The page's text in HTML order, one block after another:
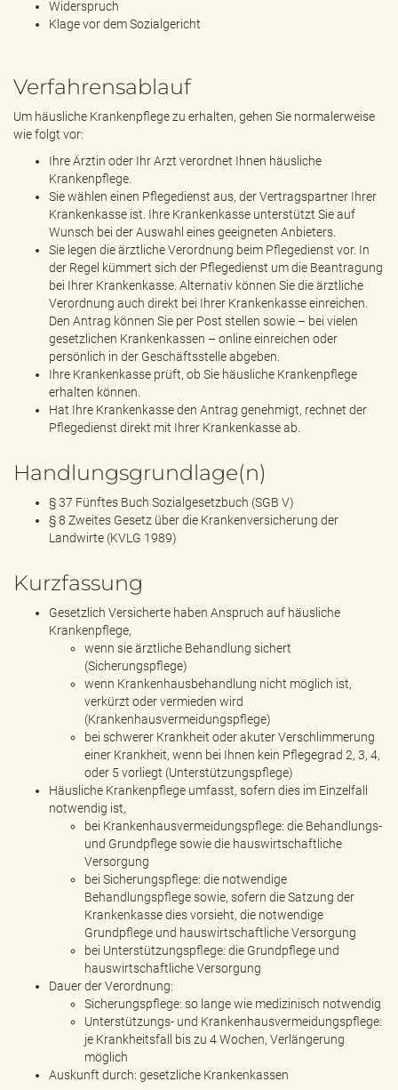
Widerspruch
Klage vor dem Sozialgericht
Verfahrensablauf
Um häusliche Krankenpflege zu erhalten, gehen Sie normalerweise
wie folgt vor:
Ihre Ärztin oder Ihr Arzt verordnet Ihnen häusliche
Krankenpflege.
Sie wählen einen Pflegedienst aus, der Vertragspartner Ihrer
Krankenkasse ist. Ihre Krankenkasse unterstützt Sie auf
Wunsch bei der Auswahl eines geeigneten Anbieters.
Sie legen die ärztliche Verordnung beim Pflegedienst vor. In
der Regel kümmert sich der Pflegedienst um die Beantragung
bei Ihrer Krankenkasse. Alternativ können Sie die ärztliche
Verordnung auch direkt bei Ihrer Krankenkasse einreichen.
Den Antrag können Sie per Post stellen sowie – bei vielen
gesetzlichen Krankenkassen – online einreichen oder
persönlich in der Geschäftsstelle abgeben.
Ihre Krankenkasse prüft, ob Sie häusliche Krankenpflege
erhalten können.
Hat Ihre Krankenkasse den Antrag genehmigt, rechnet der
Pflegedienst direkt mit Ihrer Krankenkasse ab.
Handlungsgrundlage(n)
§ 37 Fünftes Buch Sozialgesetzbuch (SGB V)
§ 8 Zweites Gesetz über die Krankenversicherung der
Landwirte (KVLG 1989)
Kurzfassung
Gesetzlich Versicherte haben Anspruch auf häusliche
Krankenpflege,
wenn sie ärztliche Behandlung sichert
(Sicherungspflege)
wenn Krankenhausbehandlung nicht möglich ist,
verkürzt oder vermieden wird
(Krankenhausvermeidungspflege)
bei schwerer Krankheit oder akuter Verschlimmerung
einer Krankheit, wenn bei Ihnen kein Pflegegrad 2, 3, 4,
oder 5 vorliegt (Unterstützungspflege)
Häusliche Krankenpflege umfasst, sofern dies im Einzelfall
notwendig ist,
bei Krankenhausvermeidungspflege: die Behandlungs-
und Grundpflege sowie die hauswirtschaftliche
Versorgung
bei Sicherungspflege: die notwendige
Behandlungspflege sowie, sofern die Satzung der
Krankenkasse dies vorsieht, die notwendige
Grundpflege und hauswirtschaftliche Versorgung
bei Unterstützungspflege: die Grundpflege und
hauswirtschaftliche Versorgung
Dauer der Verordnung:
Sicherungspflege: so lange wie medizinisch notwendig
Unterstützungs- und Krankenhausvermeidungspflege:
je Krankheitsfall bis zu 4 Wochen, Verlängerung
möglich
Auskunft durch: gesetzliche Krankenkassen